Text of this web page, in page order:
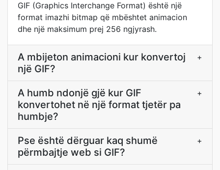
GIF (Graphics Interchange Format) është një
format imazhi bitmap që mbështet animacion
dhe një maksimum prej 256 ngjyrash.
A mbijeton animacioni kur konvertoj
një GIF?
+
A humb ndonjë gjë kur GIF
konvertohet në një format tjetër pa
humbje?
+
Pse është dërguar kaq shumë
përmbajtje web si GIF?
+